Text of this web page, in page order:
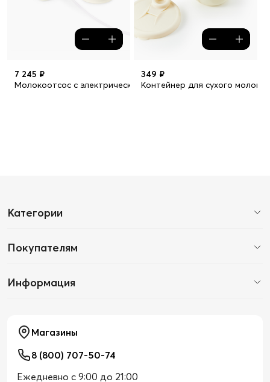
7 245 ₽
Молокоотсос с электрическим приводом и функцией
349 ₽
Контейнер для сухого
Категории
Покупателям
Информация
Магазины
8 (800) 707-50-74
Ежедневно с 9:00 до 21:00